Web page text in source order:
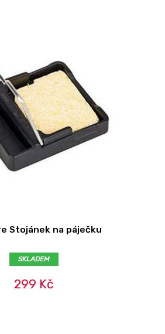
Stojánek na páječku
SKLADEM
299 Kč